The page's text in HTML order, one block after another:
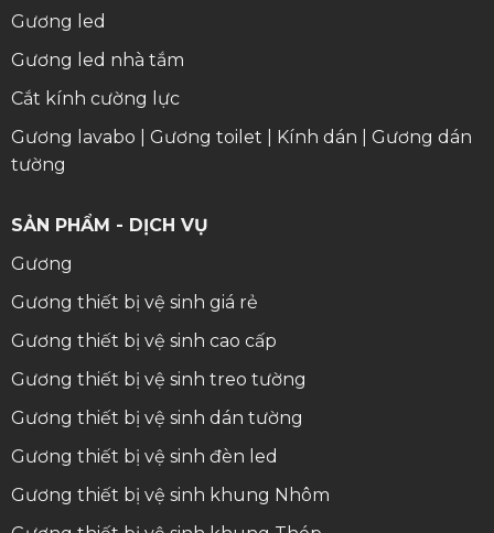
Gương led
Gương led nhà tắm
Cắt kính cường lực
Gương lavabo
Gương toilet Kính dán
Gương dán
tường
SẢN PHẨM - DỊCH VỤ
Gương
Gương thiết bị vệ sinh giá rẻ
Gương thiết bị vệ sinh cao cấp
Gương thiết bị vệ sinh treo tường
Gương thiết bị vệ sinh dán tường
Gương thiết bị vệ sinh đèn led
Gương thiết bị vệ sinh khung Nhôm